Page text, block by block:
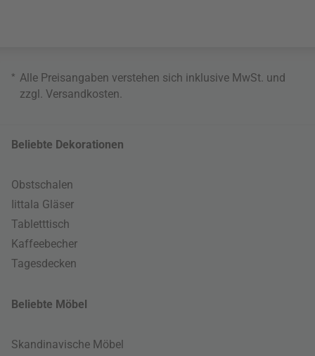
* Alle Preisangaben verstehen sich inklusive MwSt. und
zzgl. Versandkosten
Beliebte Dekorationen
Obstschalen
Iittala Gläser
Tabletttisch
Kaffeebecher
Tagesdecken
Beliebte Möbel
Skandinavische Möbel